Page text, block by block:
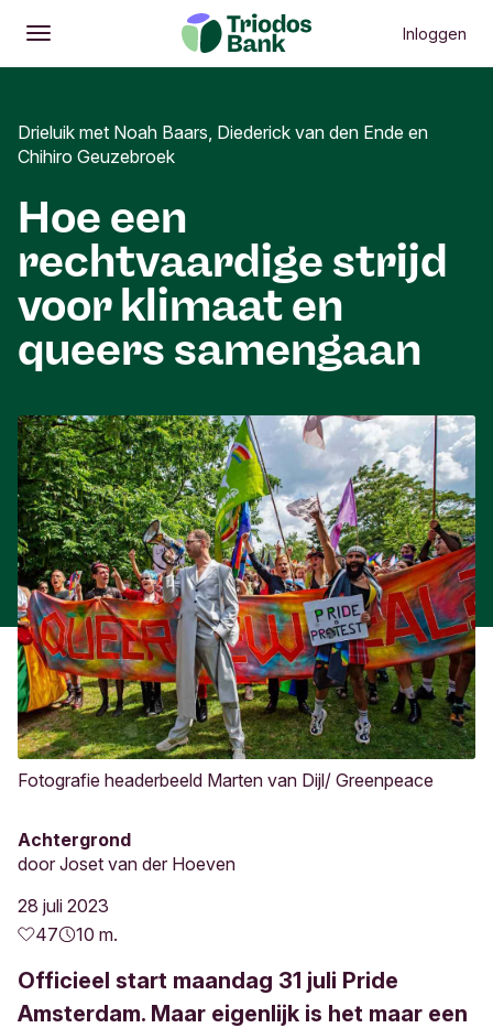
Openen
Hoofdmenu Inloggen
Drieluik met Noah Baars, Diederick van den Ende en
Chihiro Geuzebroek
Hoe een
rechtvaardige strijd
voor klimaat en
queers samengaan
Fotografie headerbeeld Marten van Dijl/ Greenpeace
Achtergrond
door Joset van der Hoeven
28 juli 2023
47
10 m.
Officieel start maandag 31 juli Pride
Amsterdam. Maar eigenlijk is het maar een